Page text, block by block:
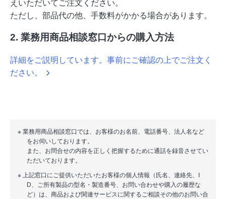
えいただいてご注文ください。
ただし、部品代の他、手数料がかかる場合があります。
2. 業務用商品相談窓口からの購入方法
詳細をご説明しています。事前にご確認の上でご注文く
ださい。
※ 業務用商品相談窓口では、お客様のお名前、電話番号、法人名など
をお伺いしております。
また、お問合せの内容を正しく把握するために通話を録音させてい
ただいております。
※ 上記窓口にご提供いただいたお客様の個人情報（氏名、連絡先、I
D、ご所有製品の型名・製造番号、お問い合わせや購入の履歴な
ど）は、商品および関連サービスに関するご相談その他のお問い合